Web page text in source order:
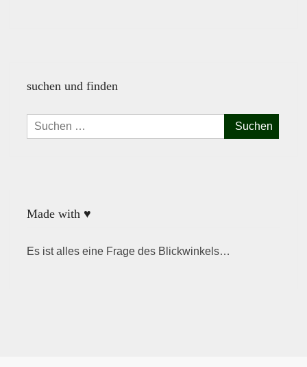
suchen und finden
Suchen
nach:
Made with ♥
Es ist alles eine Frage des Blickwinkels…